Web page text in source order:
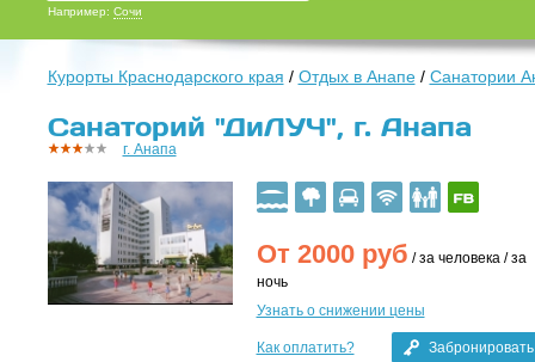
Например: Сочи
Курорты Краснодарского края / Отдых в Анапе/ Санатории
Санаторий "ДиЛУЧ", г. Анапа
г. Анапа
От 2000руб / за человека / за
ночь
Узнать о снижении цены
Как оплатить? Забронировать